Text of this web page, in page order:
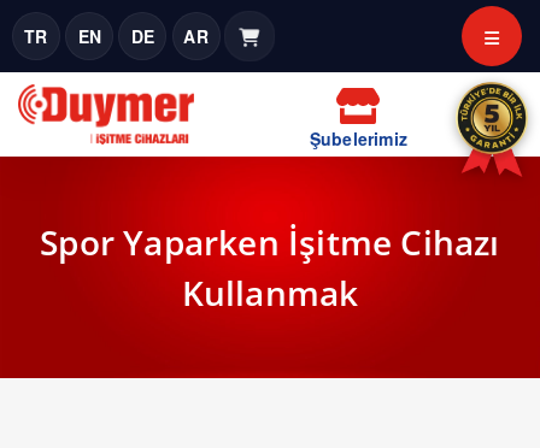
TR EN DE AR
Şubelerimiz
Spor Yaparken İşitme Cihazı
Kullanmak